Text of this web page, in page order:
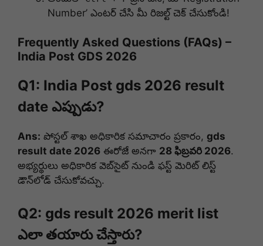
Number’ ఎంటర్ చేసి మీ రిజల్ట్ చెక్ చేసుకోండి!
Frequently Asked Questions (FAQs) –
India Post GDS 2026
Q1: India Post gds 2026 result
date ఎప్పుడు?
Ans: పోస్టల్ శాఖ అధికారిక సమాచారం ప్రకారం, gds
result date 2026 ఈరోజే అనగా 28 ఫిబ్రవరి 2026.
అభ్యర్థులు అధికారిక వెబ్‌సైట్ నుండి ఫస్ట్ మెరిట్ లిస్ట్
డౌన్‌లోడ్ చేసుకోవచ్చు.
Q2: gds result 2026 merit list
ఎలా తయారు చేస్తారు?